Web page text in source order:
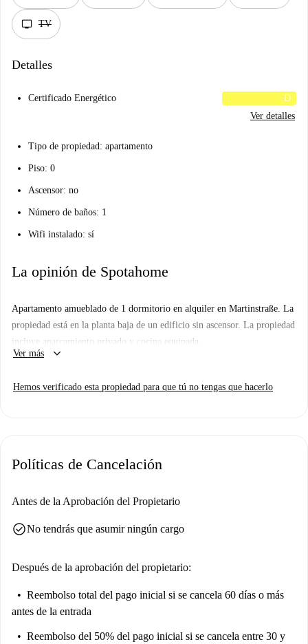
tv TV
Detalles
Certificado Energético
D
Ver detalles
Tipo de propiedad: apartamento
Piso: 0
Ascensor: no
Número de baños: 1
Wifi instalado: sí
La opinión de Spotahome
Apartamento amueblado de 1 dormitorio en alquiler en Martinstraße. La
propiedad está en la planta baja de un edificio sin ascensor. La propiedad
incluye aparcamiento privado y cocina equipada.
Ver más
keyboard_arrow_down
Hemos verificado esta propiedad para que tú no tengas que hacerlo
Políticas de Cancelación
Antes de la Aprobación del Propietario
check_circleNo tendrás que asumir ningún cargo
Después de la aprobación del propietario:
Reembolso total del pago inicial si se cancela 60 días o más
antes de la entrada
Reembolso del 50% del pago inicial si se cancela entre 30 y